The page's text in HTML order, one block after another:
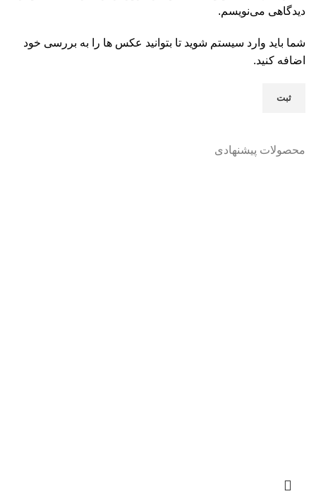
دیدگاهی می‌نویسم.
شما باید وارد سیستم شوید تا بتوانید عکس ها را به بررسی خود
اضافه کنید.
محصولات پیشنهادی